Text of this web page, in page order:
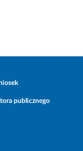
publicznego